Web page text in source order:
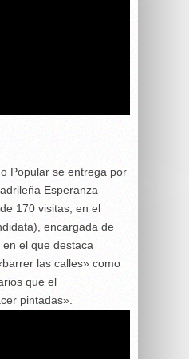
Popular se entrega por
Esperanza
170 visitas, en el
encargada de
el que destaca
las calles» como
que el
pintadas».